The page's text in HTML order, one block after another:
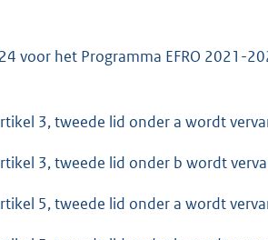
voor het Programma EFRO 2021-
3, tweede lid onder a wordt
3, tweede lid onder b wordt
5, tweede lid onder a wordt